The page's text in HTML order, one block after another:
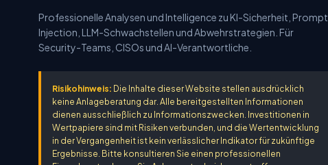
Professionelle Analysen und Intelligence zu KI-Sicherheit, Prompt
Injection, LLM-Schwachstellen und Abwehrstrategien. Für
Security-Teams, CISOs und AI-Verantwortliche.
Risikohinweis: Die Inhalte dieser Website stellen ausdrücklich
keine Anlageberatung dar. Alle bereitgestellten Informationen
dienen ausschließlich zu Informationszwecken. Investitionen in
Wertpapiere sind mit Risiken verbunden, und die Wertentwicklung
in der Vergangenheit ist kein verlässlicher Indikator für zukünftige
Ergebnisse. Bitte konsultieren Sie einen professionellen